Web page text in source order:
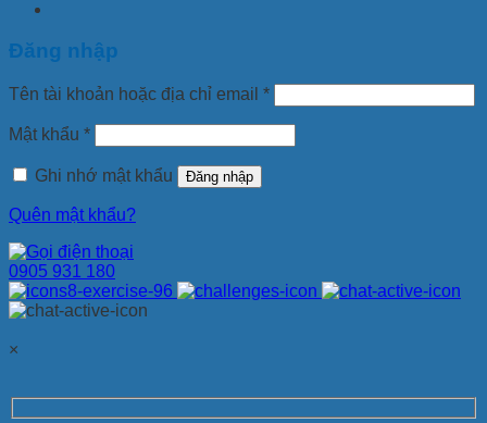
Đăng nhập
Tên tài khoản hoặc địa chỉ email *
Mật khẩu *
Ghi nhớ mật khẩu Đăng nhập
Quên mật khẩu?
0905 931 180
×